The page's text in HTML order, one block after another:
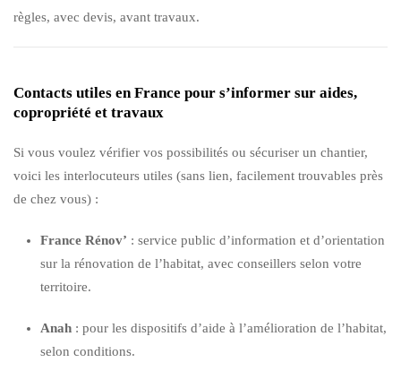
règles, avec devis, avant travaux.
Contacts utiles en France pour s’informer sur aides,
copropriété et travaux
Si vous voulez vérifier vos possibilités ou sécuriser un chantier,
voici les interlocuteurs utiles (sans lien, facilement trouvables près
de chez vous) :
France Rénov’ : service public d’information et d’orientation
sur la rénovation de l’habitat, avec conseillers selon votre
territoire.
Anah : pour les dispositifs d’aide à l’amélioration de l’habitat,
selon conditions.